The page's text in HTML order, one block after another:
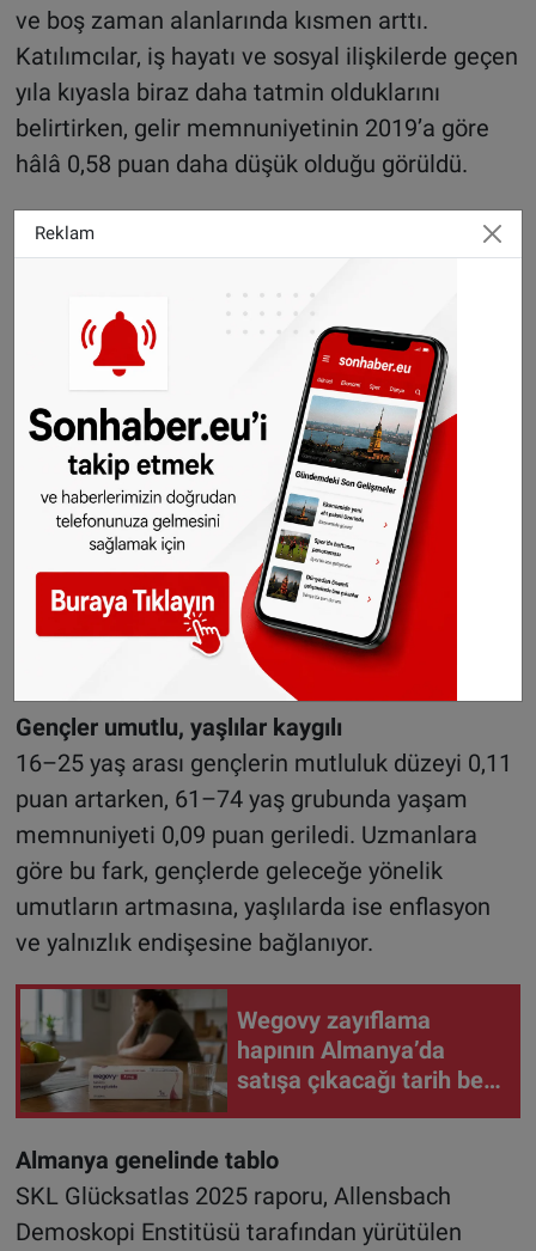
ve boş zaman alanlarında kısmen arttı.
Katılımcılar, iş hayatı ve sosyal ilişkilerde geçen
yıla kıyasla biraz daha tatmin olduklarını
belirtirken, gelir memnuniyetinin 2019’a göre
hâlâ 0,58 puan daha düşük olduğu görüldü.
Duygular daha yoğun hissediliyor
Araştırma, Almanya’da duyguların her
zamankinden daha yoğun yaşandığını da
gösterdi. Katılımcıların yüzde 57’si son dört
hafta içinde “sıklıkla” ya da “çok sık” mutlu
hissettiğini söyledi. Bu oran geçen yıl yüzde 49,
bir önceki yıl ise yüzde 45 idi.
Bununla birlikte öfke, korku ve üzüntü gibi
olumsuz duyguların da arttığı gözlendi.
Kızgınlık hissedenlerin oranı son iki yılda sekiz
puan artarak yüzde 30’a çıktı. Korku
hissedenlerin oranı yüzde 22, üzüntü
yaşayanların oranı ise yüzde 28 olarak ölçüldü.
Gençler umutlu, yaşlılar kaygılı
16–25 yaş arası gençlerin mutluluk düzeyi 0,11
puan artarken, 61–74 yaş grubunda yaşam
memnuniyeti 0,09 puan geriledi. Uzmanlara
göre bu fark, gençlerde geleceğe yönelik
umutların artmasına, yaşlılarda ise enflasyon
ve yalnızlık endişesine bağlanıyor.
Wegovy zayıflama
hapının Almanya’da
satışa çıkacağı tarih belli
Almanya genelinde tablo
SKL Glücksatlas 2025 raporu, Allensbach
Demoskopi Enstitüsü tarafından yürütülen
Reklam